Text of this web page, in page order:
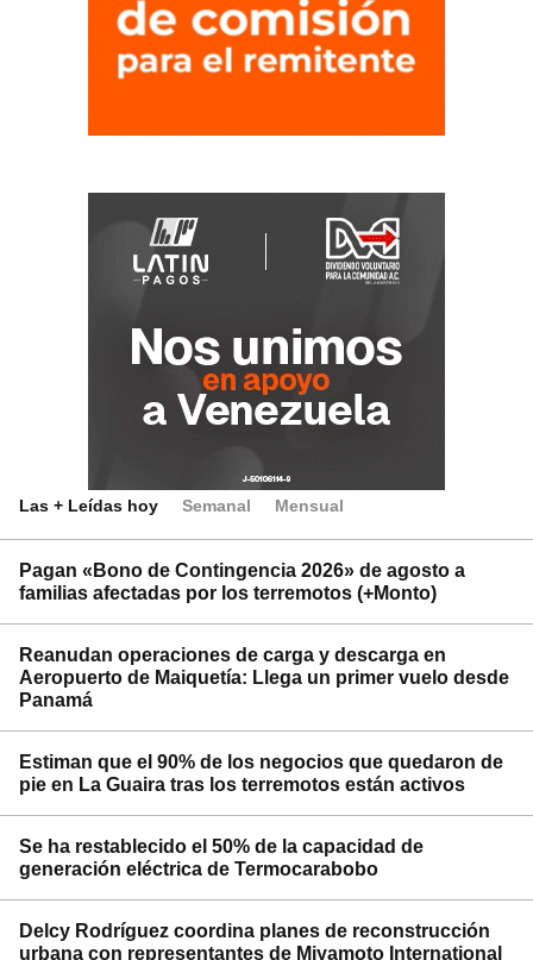
Las + Leídas hoy Semanal Mensual
Pagan «Bono de Contingencia 2026» de agosto a
familias afectadas por los terremotos (+Monto)
Reanudan operaciones de carga y descarga en
Aeropuerto de Maiquetía: Llega un primer vuelo desde
Panamá
Estiman que el 90% de los negocios que quedaron de
pie en La Guaira tras los terremotos están activos
Se ha restablecido el 50% de la capacidad de
generación eléctrica de Termocarabobo
Delcy Rodríguez coordina planes de reconstrucción
urbana con representantes de Miyamoto International